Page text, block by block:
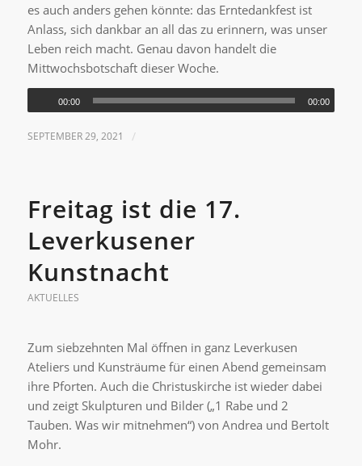
es auch anders gehen könnte: das Erntedankfest ist
Anlass, sich dankbar an all das zu erinnern, was unser
Leben reich macht. Genau davon handelt die
Mittwochsbotschaft dieser Woche.
00:00 00:00
SEPTEMBER 29, 2021 /
Freitag ist die 17.
Leverkusener
Kunstnacht
AKTUELLES
Zum siebzehnten Mal öffnen in ganz Leverkusen
Ateliers und Kunsträume für einen Abend gemeinsam
ihre Pforten. Auch die Christuskirche ist wieder dabei
und zeigt Skulpturen und Bilder („1 Rabe und 2
Tauben. Was wir mitnehmen“) von Andrea und Bertolt
Mohr.